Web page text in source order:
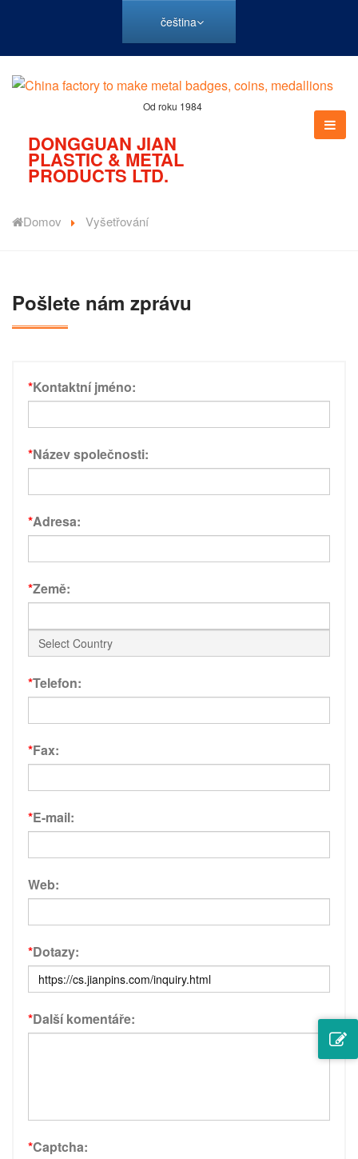
čeština
Od roku 1984
DONGGUAN JIAN
PLASTIC & METAL
PRODUCTS LTD.
Domov Vyšetřování
Pošlete nám zprávu
*Kontaktní jméno:
*Název společnosti:
*Adresa:
*Země:
*Telefon:
*Fax:
*E-mail:
Web:
*Dotazy:
*Další komentáře:
*Captcha: